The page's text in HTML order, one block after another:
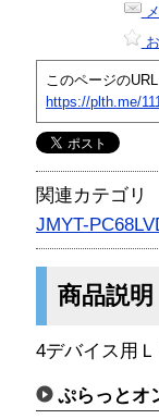
メ
このページのURL
https://plth.me/
関連カテゴリ
JMYT-
商品説明
4デバイス用
ぷらっとオ